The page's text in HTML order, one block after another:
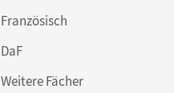
Französisch
DaF
Weitere Fächer